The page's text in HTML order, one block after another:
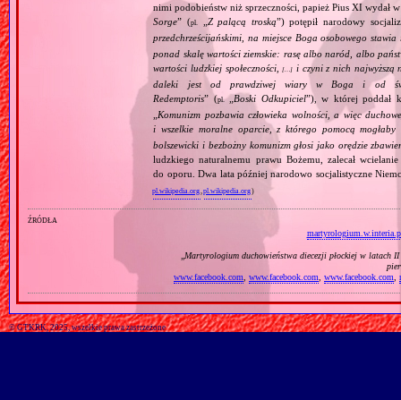
nimi podobieństw niż sprzeczności, papież Pius XI
Sorge” (pl. „Z palącą troską”) potępił narodowy
przedchrześcijańskimi, na miejsce Boga osobowego
ponad skalę wartości ziemskie: rasę albo naród, albo
wartości ludzkiej społeczności,[…] i czyni z nich najwyższą
daleki jest od prawdziwej wiary w Boga i od
Redemptoris” (pl.„Boski Odkupiciel”), w której poddał
„Komunizm pozbawia człowieka wolności, a więc
i wszelkie moralne oparcie, z którego pomocą
bolszewicki i bezbożny komunizm głosi jako orędzie
ludzkiego naturalnemu prawu Bożemu, zalecał
do oporu. Dwa lata później narodowo socjalistyczne
pl.wikipedia.org,pl.wikipedia.org)
źródła
Martyrologium duchowieństwa diecezji płockiej w latach
www.facebook.com
www.facebook.com www.facebook.com
© GTKRK, 2025, wszelkie prawa zastrzeżone